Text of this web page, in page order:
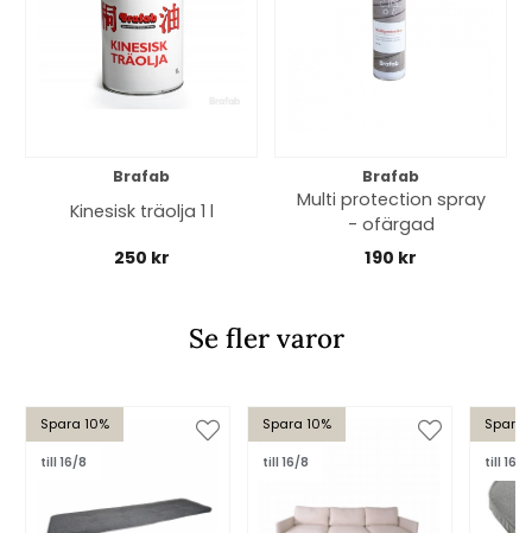
Brafab
Kinesisk träolja 1 l
250 kr
Brafab
Multi protection spray
- ofärgad
190 kr
Se fler varor
Spara 10%
till 16/8
Spara 10%
till 16/8
Spara
till 16/8